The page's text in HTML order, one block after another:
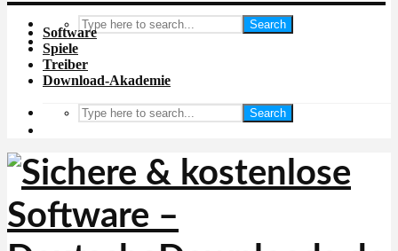
Search
Software
Spiele
Treiber
Download-Akademie
Search